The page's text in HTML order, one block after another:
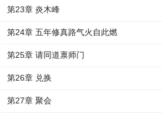
第23章 炎木峰
第24章 五年修真路气火自此燃
第25章 请同道禀师门
第26章 兑换
第27章 聚会